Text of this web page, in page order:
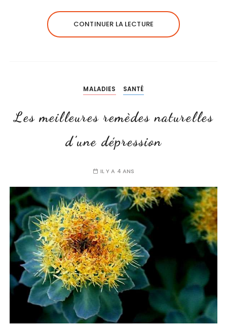
CONTINUER LA LECTURE
MALADIES SANTÉ
Les meilleures remèdes naturelles
d’une dépression
IL Y A 4 ANS